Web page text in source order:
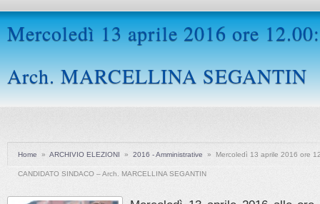
Mercoledì 13 aprile 2016 ore
Arch. MARCELLINA SEGANTIN
Home » ARCHIVIO ELEZIONI » 2016 - Amministrative » Mercoledì 13 aprile 2016 ore
CANDIDATO SINDACO – Arch. MARCELLINA SEGANTIN